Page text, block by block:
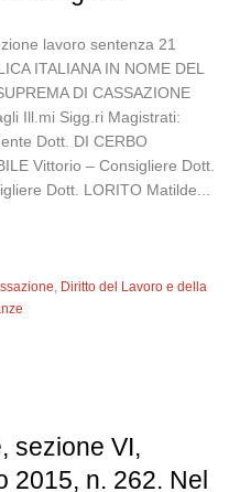
lavoro sentenza 21
ITALIANA IN NOME DEL
DI CASSAZIONE
Ill.mi Sigg.ri Magistrati:
Dott. DI CERBO
Vittorio – Consigliere Dott.
Dott. LORITO Matilde...
, Diritto del Lavoro e della
sezione VI,
2015, n. 262. Nel